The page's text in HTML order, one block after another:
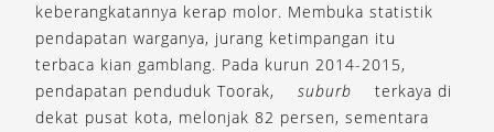
keberangkatannya kerap molor. Membuka statistik
pendapatan warganya, jurang ketimpangan itu
terbaca kian gamblang. Pada kurun 2014-2015,
pendapatan penduduk Toorak,
suburb
terkaya di
dekat pusat kota, melonjak 82 persen, sementara